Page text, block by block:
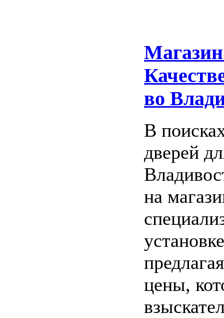
во
В
дверей
на
цены,